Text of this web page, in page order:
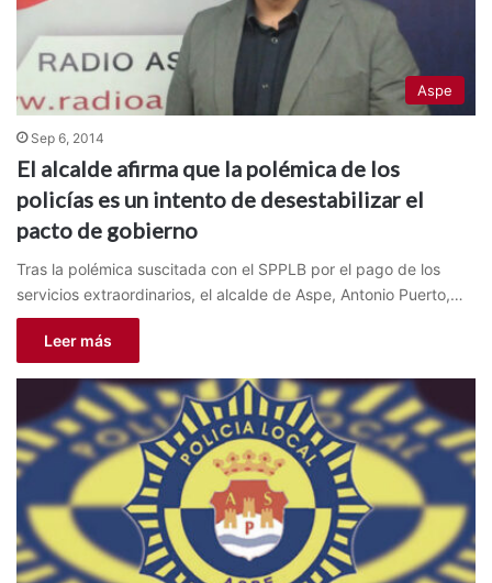
Aspe
Sep 6, 2014
El alcalde afirma que la polémica de los
policías es un intento de desestabilizar el
pacto de gobierno
Tras la polémica suscitada con el SPPLB por el pago de los
servicios extraordinarios, el alcalde de Aspe, Antonio Puerto,…
Leer más